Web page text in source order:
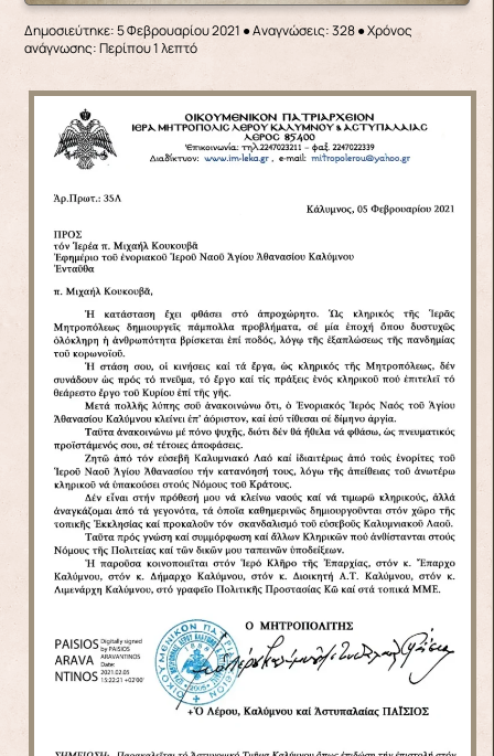
Δημοσιεύτηκε: 5 Φεβρουαρίου 2021 ●Αναγνώσεις: 328● Χρόνος
ανάγνωσης: Περίπου 1 λεπτό